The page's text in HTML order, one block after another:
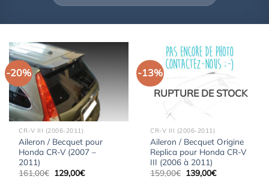
-20%
CR-V III (2006-2011)
Aileron / Becquet pour
Honda CR-V (2007 –
2011)
161,00€ Le
129,00€Le
-13%
RUPTURE DE STOCK
CR-V III (2006-2011)
Aileron / Becquet Origine
Replica pour Honda CR-V
III (2006 à 2011)
159,00€ Le
139,00€Le